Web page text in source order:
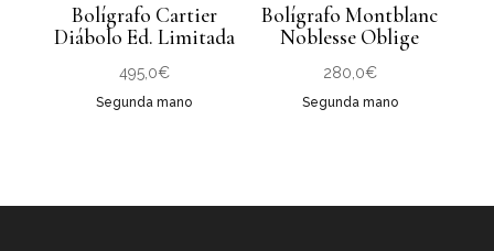
Bolígrafo Cartier
Diábolo Ed. Limitada
495,0€
Segunda mano
Bolígrafo Montblanc
Noblesse Oblige
280,0€
Segunda mano